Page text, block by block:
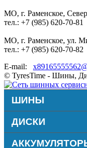
МО, г. Раменское,
тел.: +7 (985) 620-70-81
МО, г. Раменское, ул.
тел.: +7 (985) 620-70-82
E-mail:
© TyresTime - Шины,
ШИНЫ
ДИСКИ